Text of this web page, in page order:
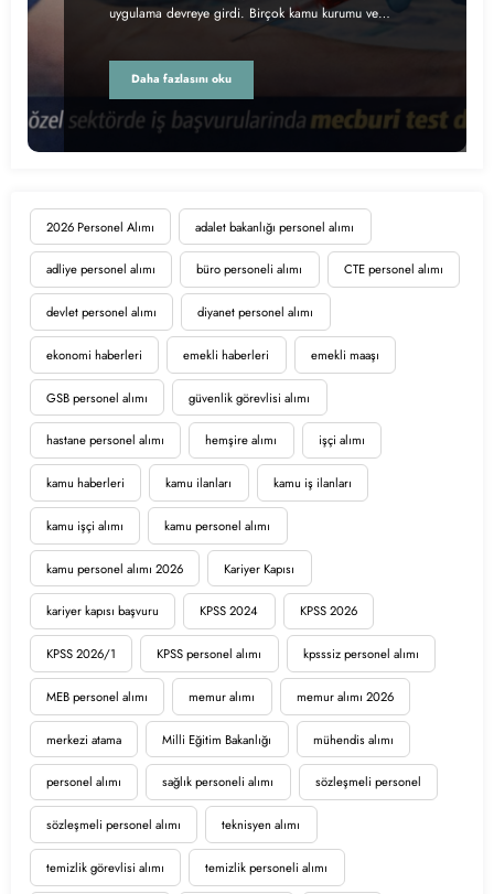
2026 Personel Alımı adalet bakanlığı personel alımı
adliye personel alımı büro personeli alımı CTE personel alımı
devlet personel alımı diyanet personel alımı
ekonomi haberleri emekli haberleri emekli maaşı
GSB personel alımı güvenlik görevlisi alımı
hastane personel alımı hemşire alımı işçi alımı
kamu haberleri kamu ilanları kamu iş ilanları
kamu işçi alımı kamu personel alımı
kamu personel alımı 2026 Kariyer Kapısı
kariyer kapısı başvuru KPSS 2024 KPSS 2026
KPSS 2026/1 KPSS personel alımı kpsssiz personel alımı
MEB personel alımı memur alımı memur alımı 2026
merkezi atama Milli Eğitim Bakanlığı mühendis alımı
personel alımı sağlık personeli alımı sözleşmeli personel
sözleşmeli personel alımı teknisyen alımı
temizlik görevlisi alımı temizlik personeli alımı
uygulama devreye girdi. Birçok kamu kurumu ve…
Daha fazlasını oku